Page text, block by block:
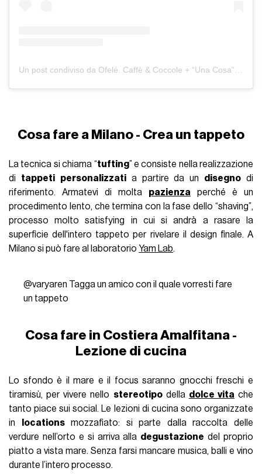
Cosa fare a Milano - Crea un tappeto
La tecnica si chiama “tufting” e consiste nella realizzazione
di tappeti personalizzatia partire da un disegno di
riferimento. Armatevi di molta pazienza perché è un
procedimento lento, che termina con la fase dello “shaving”,
processo molto satisfying in cui si andrà a rasare la
superficie dell'intero tappeto per rivelare il design finale. A
Milano si può fare al laboratorio Yam Lab.
@varyaren Tagga un amico con il quale vorresti fare
un tappeto
Cosa fare in Costiera Amalfitana -
Lezione di cucina
Lo sfondo è il mare e il focus saranno gnocchi freschi e
tiramisù, per vivere nello stereotipodella dolce vita che
tanto piace sui social. Le lezioni di cucina sono organizzate
in
locationsmozzafiato: si parte dalla raccolta delle
verdure nell’orto e si arriva alla degustazione del proprio
piatto a vista mare. Senza farsi mancare musica, balli e vino
durante l’intero processo.